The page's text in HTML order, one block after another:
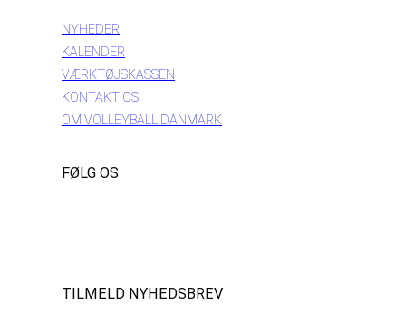
NYHEDER
KALENDER
VÆRKTØJSKASSEN
KONTAKT OS
OM VOLLEYBALL DANMARK
FØLG OS
TILMELD NYHEDSBREV